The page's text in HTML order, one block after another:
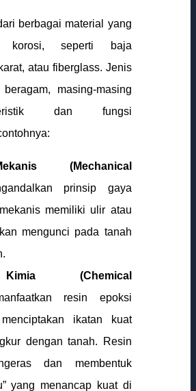
berbagai material yang
seperti baja
atau fiberglass. Jenis
masing-masing
dan fungsi
(Mechanical
prinsip gaya
memiliki ulir atau
mengunci pada tanah
(Chemical
resin epoksi
ikatan kuat
dengan tanah. Resin
dan membentuk
yang menancap kuat di